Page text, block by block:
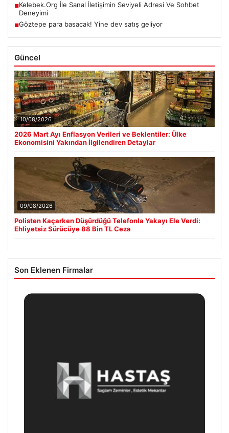
■Kelebek.Org İle Sanal İletişimin Seviyeli Adresi Ve Sohbet
Deneyimi
■Göztepe para basacak! Yine dev satış geliyor
Güncel
10/08/2026
2026 Mart Ayı Enflasyon Verileri ve Beklentiler: Ülke
Ekonomisini Yakından İlgilendiren Detaylar
09/08/2026
Polisten Kaçarken Düşürdüğü Telefonla Yakayı Ele Verdi:
Ehliyetsiz Sürücüye 88 Bin TL Ceza
Son Eklenen Firmalar